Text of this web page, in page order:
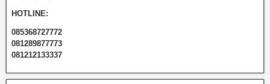
HOTLINE:
085368727772
081289877773
081212133337